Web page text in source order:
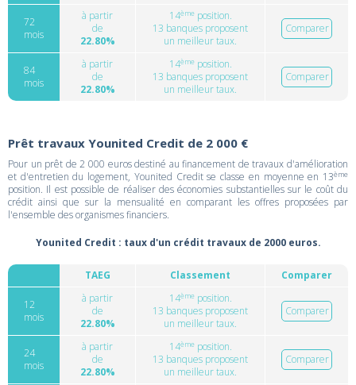
72
mois
à partir
de
22.80%
14èmeposition.
13 banques proposent
un meilleur taux.
Comparer
84
mois
à partir
de
22.80%
14èmeposition.
13 banques proposent
un meilleur taux.
Comparer
Prêt travaux Younited Credit de 2 000 €
Pour un prêt de 2 000 euros destiné au financement de travaux d'amélioration
et d'entretien du logement, Younited Credit se classe en moyenne en 13ème
position. Il est possible de réaliser des économies substantielles sur le coût du
crédit ainsi que sur la mensualité en comparant les offres proposées par
l'ensemble des organismes financiers.
Younited Credit : taux d'un crédit travaux de 2000 euros.
TAEG Classement Comparer
12
mois
à partir
de
22.80%
14èmeposition.
13 banques proposent
un meilleur taux.
Comparer
24
mois
à partir
de
22.80%
14èmeposition.
13 banques proposent
un meilleur taux.
Comparer